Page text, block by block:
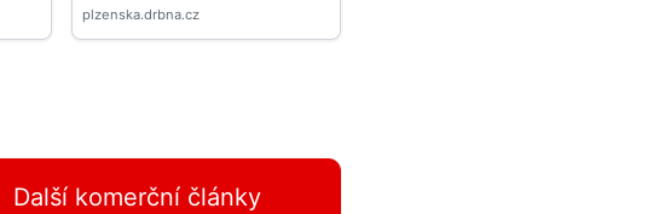
Další komerční články